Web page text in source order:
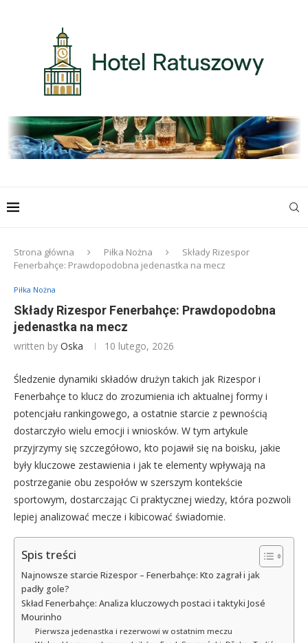
Strona główna Piłka Nożna
Składy Rizespor
Fenerbahçe: Prawdopodobna jedenastka na mecz
Piłka Nożna
Składy Rizespor Fenerbahçe: Prawdopodobna
jedenastka na mecz
written by Oska 10 lutego, 2026
Śledzenie dynamiki składów drużyn takich jak Rizespor i
Fenerbahçe to klucz do zrozumienia ich aktualnej formy i
potencjału rankingowego, a ostatnie starcie z pewnością
dostarczyło wielu emocji i wniosków. W tym artykule
przyjrzymy się szczegółowo, kto pojawił się na boisku, jakie
były kluczowe zestawienia i jak te elementy wpływają na
postrzeganie obu zespołów w szerszym kontekście
sportowym, dostarczając Ci praktycznej wiedzy, która pozwoli
lepiej analizować mecze i kibicować świadomie.
Spis treści
Najnowsze starcie Rizespor – Fenerbahçe: Kto zagrał i jak
padły gole?
Skład Fenerbahçe: Analiza kluczowych postaci i taktyki José
Mourinho
Pierwsza jedenastka i rezerwowi w ostatnim meczu